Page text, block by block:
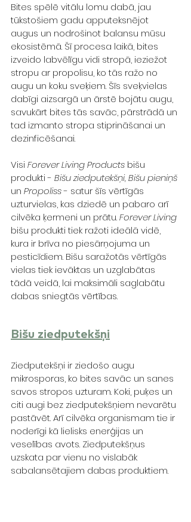
Bites spēlē vitālu lomu dabā, jau
tūkstošiem gadu apputeksnējot
augus un nodrošinot balansu mūsu
ekosistēmā. Šī procesa laikā, bites
izveido labvēlīgu vidi stropā, ieziežot
stropu ar propolisu, ko tās ražo no
augu un koku sveķiem. Šīs sveķvielas
dabīgi aizsargā un ārstē bojātu augu,
savukārt bites tās savāc, pārstrādā un
tad izmanto stropa stiprināšanai un
dezinficēšanai.
Visi Forever Living Products bišu
produkti - Bišu ziedputekšņi, Bišu pieniņš
un Propoliss - satur šīs vērtīgās
uzturvielas, kas dziedē un pabaro arī
cilvēka ķermeni un prātu. Forever Living
bišu produkti tiek ražoti ideālā vidē,
kura ir brīva no piesārņojuma un
pesticīdiem. Bišu saražotās vērtīgās
vielas tiek ievāktas un uzglabātas
tādā veidā, lai maksimāli saglabātu
dabas sniegtās vērtības.
Bišu ziedputekšņi
Ziedputekšņi ir ziedošo augu
mikrosporas, ko bites savāc un sanes
savos stropos uzturam. Koki, puķes un
citi augi bez ziedputekšņiem nevarētu
pastāvēt. Arī cilvēka organismam tie ir
noderīgi kā lielisks enerģijas un
veselības avots. Ziedputekšņus
uzskata par vienu no vislabāk
sabalansētajiem dabas produktiem.